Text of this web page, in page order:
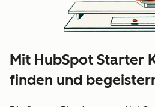
Mit HubSpot Starter
finden und